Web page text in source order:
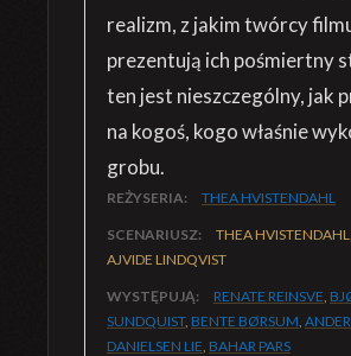
realizm, z jakim twórcy
prezentują ich pośmiertny
ten jest nieszczególny, jak
na kogoś, kogo właśnie
grobu.
REŻYSERIA: THEA HVISTENDAHL
SCENARIUSZ:
THEA
AJVIDE LINDQVIST
WYSTĘPUJĄ: RENATE REINSVE,
SUNDQUIST, BENTE BØRSUM,
DANIELSEN LIE, BAHAR PARS